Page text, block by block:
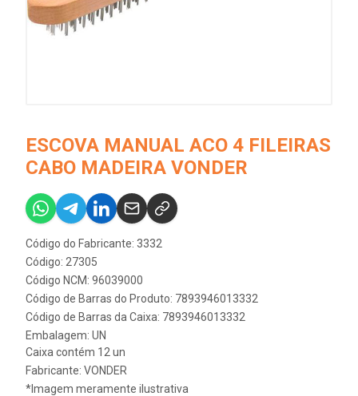
ESCOVA MANUAL ACO 4 FILEIRAS
CABO MADEIRA VONDER
Código do Fabricante: 3332
Código: 27305
Código NCM: 96039000
Código de Barras do Produto: 7893946013332
Código de Barras da Caixa: 7893946013332
Embalagem: UN
Caixa contém 12 un
Fabricante: VONDER
*Imagem meramente ilustrativa